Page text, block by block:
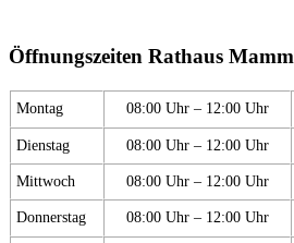
Öffnungszeiten Rathaus
Montag 08:00 Uhr – 12:00 Uhr
Dienstag 08:00 Uhr – 12:00 Uhr
Mittwoch 08:00 Uhr – 12:00 Uhr
Donnerstag 08:00 Uhr – 12:00 Uhr